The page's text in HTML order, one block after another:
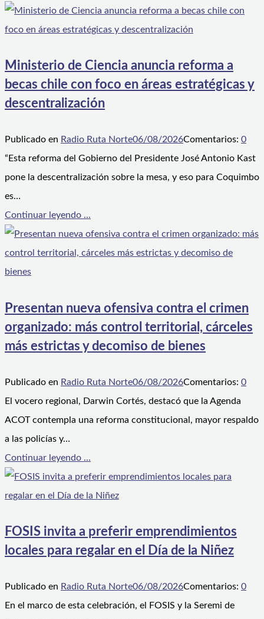
Ministerio de Ciencia anuncia reforma a
becas chile con foco en áreas estratégicas y
descentralización
Publicado en Radio Ruta Norte06/08/2026Comentarios: 0
“Esta reforma del Gobierno del Presidente José Antonio Kast
pone la descentralización sobre la mesa, y eso para Coquimbo
es…
Continuar leyendo ...
Presentan nueva ofensiva contra el crimen
organizado: más control territorial, cárceles
más estrictas y decomiso de bienes
Publicado en Radio Ruta Norte06/08/2026Comentarios: 0
El vocero regional, Darwin Cortés, destacó que la Agenda
ACOT contempla una reforma constitucional, mayor respaldo
a las policías y…
Continuar leyendo ...
FOSIS invita a preferir emprendimientos
locales para regalar en el Día de la Niñez
Publicado en Radio Ruta Norte06/08/2026Comentarios: 0
En el marco de esta celebración, el FOSIS y la Seremi de